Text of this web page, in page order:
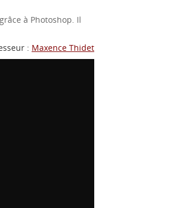
à Photoshop. Il
: Maxence Thidet